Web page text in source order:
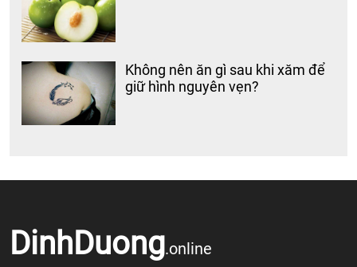
Không nên ăn gì sau khi xăm để
giữ hình nguyên vẹn?
DinhDuong.online